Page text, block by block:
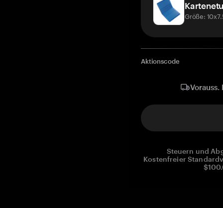
Größe:
Aktionscode
Steuern und
Kostenfreier